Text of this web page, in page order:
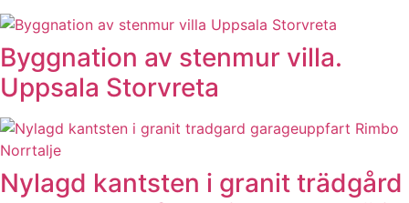
Byggnation av stenmur villa.
Uppsala Storvreta
Nylagd kantsten i granit trädgård